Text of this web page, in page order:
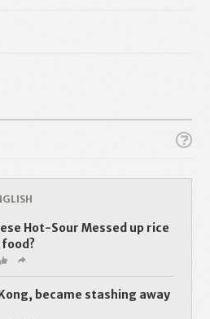
Hot-Sour Messed up rice
food?
became stashing away